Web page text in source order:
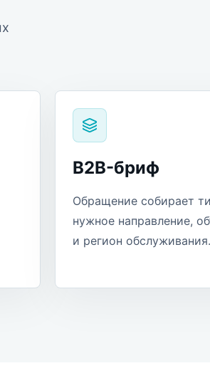
B2B-бриф
Обращение собирает
нужное направление,
и регион обслуживания.